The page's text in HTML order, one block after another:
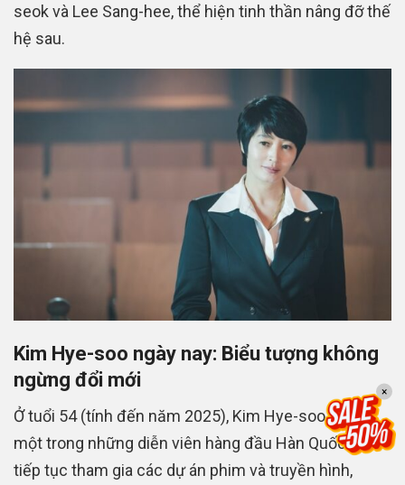
seok và Lee Sang-hee, thể hiện tinh thần nâng đỡ thế
hệ sau.
Kim Hye-soo ngày nay: Biểu tượng không
ngừng đổi mới
Ở tuổi 54 (tính đến năm 2025), Kim Hye-soo vẫn là
một trong những diễn viên hàng đầu Hàn Quốc. Cô
tiếp tục tham gia các dự án phim và truyền hình,
×